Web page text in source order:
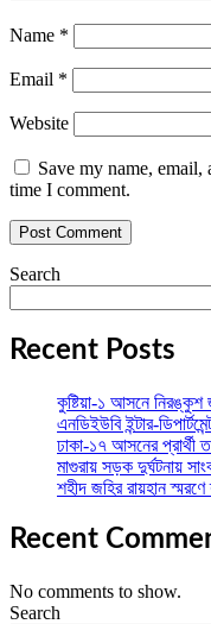
Name *
Email *
Website
Save my name,
time I comment.
Search
Recent Posts
কুষ্টিয়া-১ আসনে
এনডিইউবি ইন্টার-
ঢাকা-১৭ আসনের প্রার্থী
মাগুরায় সড়ক দুর্ঘটনায়
শহীদ জহির রায়হান স্মরণে
Recent
No comments to show.
Search